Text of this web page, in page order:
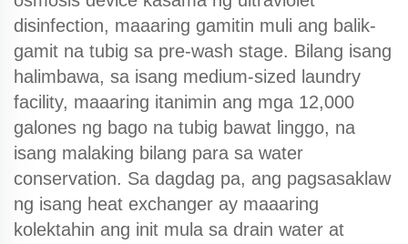
disinfection, maaaring gamitin muli ang balik-
gamit na tubig sa pre-wash stage. Bilang isang
halimbawa, sa isang medium-sized laundry
facility, maaaring itanimin ang mga 12,000
galones ng bago na tubig bawat linggo, na
isang malaking bilang para sa water
conservation. Sa dagdag pa, ang pagsasaklaw
ng isang heat exchanger ay maaaring
kolektahin ang init mula sa drain water at